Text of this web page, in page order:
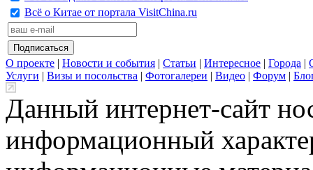
Всё о Китае от портала VisitChina.ru
О проекте | Новости и события | Статьи | Интересное | Города |
Услуги | Визы и посольства | Фотогалереи | Видео | Форум |
Данный интернет-сайт
информационный